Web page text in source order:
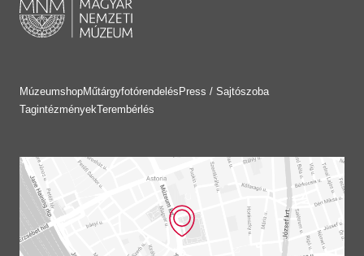
MúzeumshopMűtárgyfotórendelés Press / Sajtószoba
TagintézményekTerembérlés